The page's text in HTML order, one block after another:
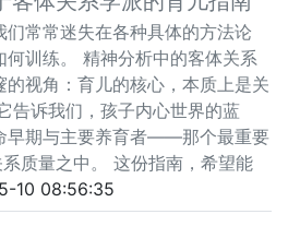
常常迷失在各种具体的方法论
训练。 精神分析中的客体关系
视角：育儿的核心，本质上是关
告诉我们，孩子内心世界的蓝
早期与主要养育者——那个最重要
质量之中。 这份指南，希望能
10 08:56:35